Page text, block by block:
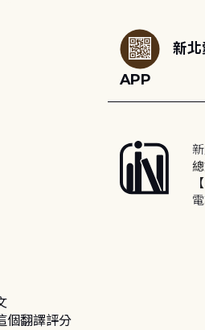
新
APP
個翻譯評分